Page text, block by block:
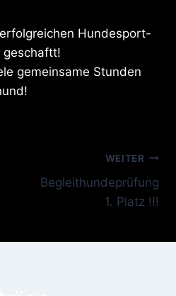
Hundesport-
geschaftt!
gemeinsame Stunden
WEITER
Begleithundeprüfung
1. Platz !!!